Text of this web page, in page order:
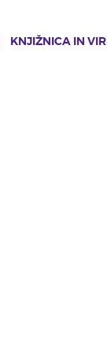
KNJIŽNICA IN VIRI